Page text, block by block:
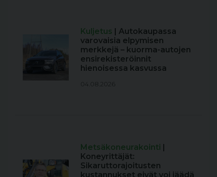
Kuljetus
| Autokaupassa
varovaisia elpymisen
merkkejä – kuorma-autojen
ensirekisteröinnit
hienoisessa kasvussa
04.08.2026
Metsäkoneurakointi
Koneyrittäjät:
Sikaruttorajoitusten
kustannukset eivät voi jäädä